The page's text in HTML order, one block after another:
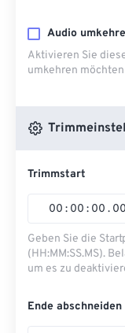
Audio
Aktivieren Sie
umkehren möchten
Trimmstart
00 : 00 : 00 . 00
Geben Sie die
(HH:MM:SS.MS).
um es zu
Ende abschneiden